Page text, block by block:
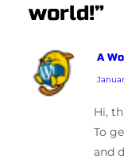
world!”
A
Hi,
To
and